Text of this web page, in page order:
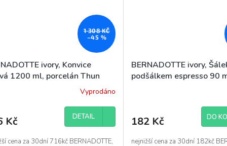
1 308 KČ
–45 %
ivory, Konvice
1200 ml, porcelán Thun
Vyprodáno
Kč DETAIL
cena za 30dní 716kč BERNADOTTE,
BERNADOTTE ivory,
podšálkem espresso 90
182 Kč DO
nejnižší cena za 30dní 182kč